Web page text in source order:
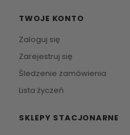
TWOJE KONTO
Zaloguj się
Zarejestruj się
Śledzenie zamówienia
Lista życzeń
SKLEPY STACJONARNE